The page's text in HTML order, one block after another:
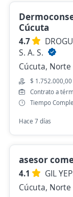
Cúcuta
4.7
S. A. S.
Cúcuta,
$
Contrato a
Tiempo
Hace 7 días
asesor
4.1
GIL
Cúcuta,